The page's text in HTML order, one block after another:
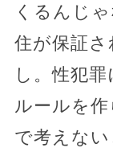
くるんじ
住が保証
し。性犯
ルールを
で考えな